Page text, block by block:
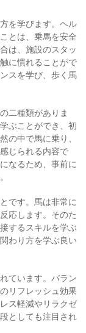
を学びます。ヘル
とは、乗馬を安全
は、施設のスタッ
に慣れることがで
スを学び、歩く馬
二種類がありま
ぶことができ、初
の中で馬に乗り、
じられる内容で
なるため、事前に
です。馬は非常に
応します。そのた
するスキルを学ぶ
わり方を学ぶ良い
ています。バラン
リフレッシュ効果
ス軽減やリラクゼ
としても注目され